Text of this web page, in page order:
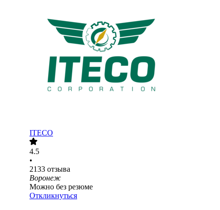
ITECO
4.5
•
2133 отзыва
Воронеж
Можно без резюме
Откликнуться